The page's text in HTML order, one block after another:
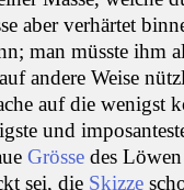
aber verhärtet
man müsste ihm
andere Weise
auf die wenigst
und
Grösse des
sei, die Skizze